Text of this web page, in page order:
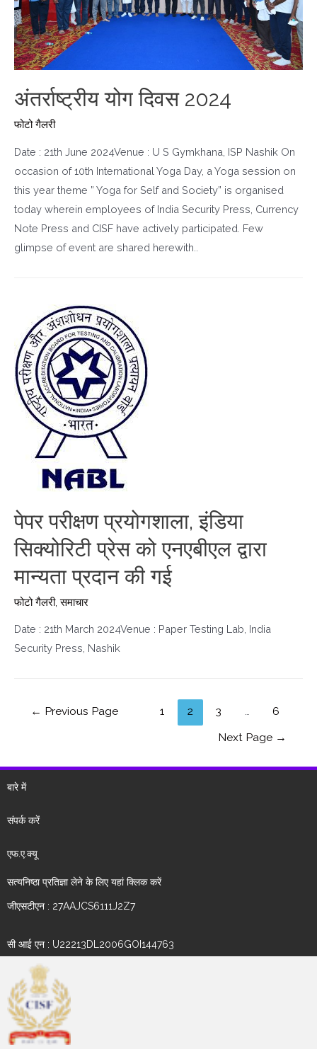
अंतर्राष्ट्रीय योग दिवस 2024
फोटो गैलरी
Date : 21th June 2024Venue : U S Gymkhana, ISP Nashik On
occasion of 10th International Yoga Day, a Yoga session on
this year theme ” Yoga for Self and Society” is organised
today wherein employees of India Security Press, Currency
Note Press and CISF have actively participated. Few
glimpse of event are shared herewith..
पेपर परीक्षण प्रयोगशाला, इंडिया
सिक्योरिटी प्रेस को एनएबीएल द्वारा
मान्यता प्रदान की गई
फोटो गैलरी,समाचार
Date : 21th March 2024Venue : Paper Testing Lab, India
Security Press, Nashik
← Previous Page 1 2 3 …
6
Next Page →
बारे में
संपर्क करें
एफ.ए.क्यू
सत्यनिष्ठा प्रतिज्ञा लेने के लिए यहां क्लिक करें
जीएसटीएन : 27AAJCS6111J2Z7
सी आई एन : U22213DL2006GOI144763